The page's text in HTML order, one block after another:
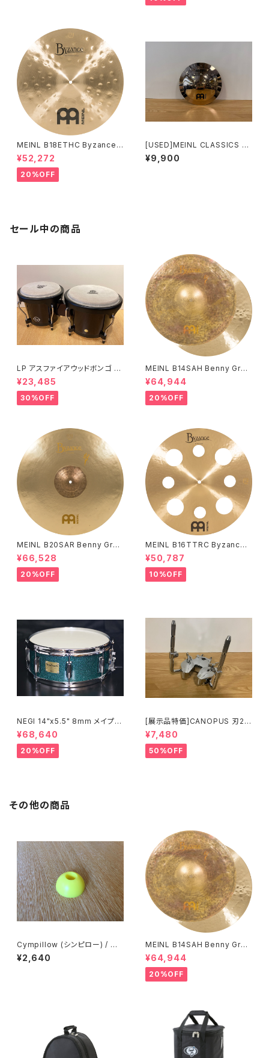
MEINL B18ETHC Byzance
Traditional Extra Thin Ham
mered Crashes 18"
¥52,272
20%OFF
[USED]MEINL CLASSICS C
USTOM BRILLIANT 8"Bell
CC8B-B
¥9,900
セール中の商品
LP アスファイアウッドボンゴ LP
A601-DW (ダークウッド)
¥23,485
30%OFF
MEINL B14SAH Benny Greb
Signature Byzance Vintage
¥64,944
20%OFF
MEINL B20SAR Benny Greb
Signature Byzance Vintage
Sand Ride 20"
¥66,528
20%OFF
MEINL B16TTRC Byzance
Traditional Trash Crash 16"
¥50,787
10%OFF
NEGI 14"x5.5" 8mm メイプル
MR1455PI8-S2DMS
¥68,640
20%OFF
[展示品特価]CANOPUS 刃2専
用ダブルタムクランプ Y-WTC
¥7,480
50%OFF
その他の商品
Cympillow (シンピロー) / シ
ンバルの音が激変する奇跡のシ
ンバルワッシャー
¥2,640
MEINL B14SAH Benny Greb
Signature Byzance Vintage
¥64,944
20%OFF